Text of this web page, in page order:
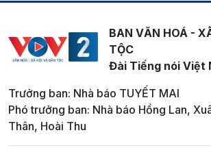
BAN VĂN HOÁ -
TỘC
Đài Tiếng nói Việt
Trưởng ban: Nhà báo TUYẾT MAI
Phó trưởng ban: Nhà báo Hồng Lan,
Thân, Hoài Thu